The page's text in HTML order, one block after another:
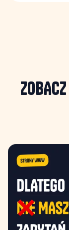
ZOBACZ